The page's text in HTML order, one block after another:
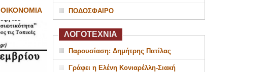
ΟΙΚΟΝΟΜΙΑ ΠΟΔΟΣΦΑΙΡΟ
ΛΟΓΟΤΕΧΝΙΑ
Παρουσίαση: Δημήτρης Πατίλας
Γράφει η Ελένη Κονιαρέλλη-Σιακή